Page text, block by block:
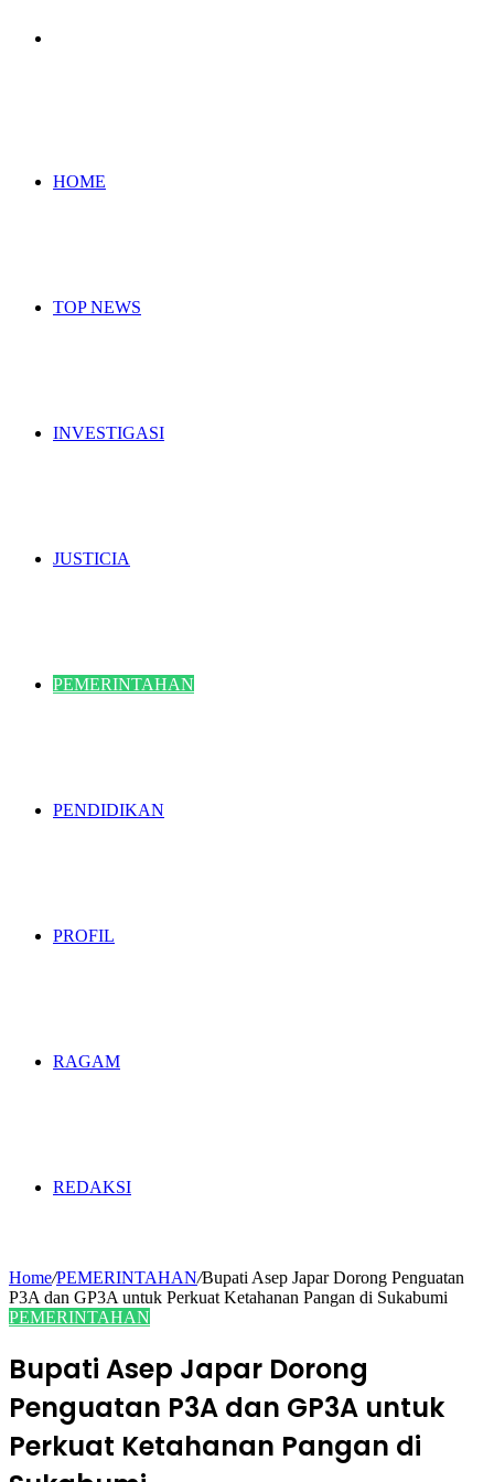
HOME
TOP NEWS
INVESTIGASI
JUSTICIA
PEMERINTAHAN
PENDIDIKAN
PROFIL
RAGAM
REDAKSI
Home/PEMERINTAHAN/Bupati Asep Japar Dorong Penguatan
P3A dan GP3A untuk Perkuat Ketahanan Pangan di Sukabumi
PEMERINTAHAN
Bupati Asep Japar Dorong
Penguatan P3A dan GP3A untuk
Perkuat Ketahanan Pangan di